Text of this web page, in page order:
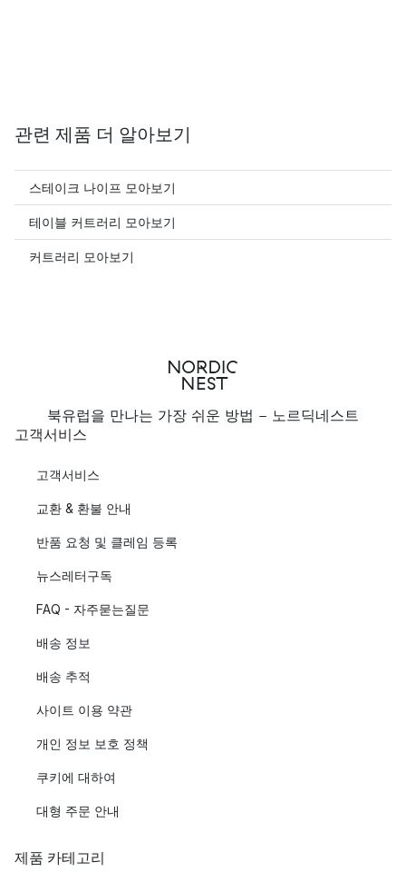
관련 제품 더 알아보기
스테이크 나이프 모아보기
테이블 커트러리 모아보기
커트러리 모아보기
북유럽을 만나는 가장 쉬운 방법 - 노르딕네스트
고객서비스
고객서비스
교환 & 환불 안내
반품 요청 및 클레임 등록
뉴스레터구독
FAQ - 자주묻는질문
배송 정보
배송 추적
사이트 이용 약관
개인 정보 보호 정책
쿠키에 대하여
대형 주문 안내
제품 카테고리